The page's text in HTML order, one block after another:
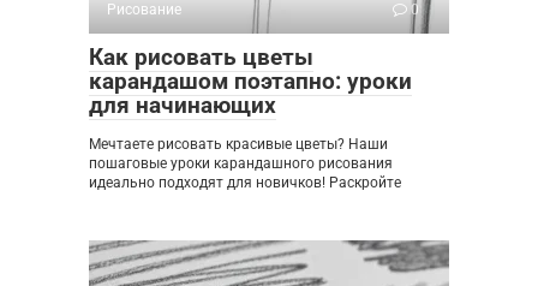
Рисование 0
Как рисовать цветы
карандашом поэтапно: уроки
для начинающих
Мечтаете рисовать красивые цветы? Наши
пошаговые уроки карандашного рисования
идеально подходят для новичков! Раскройте